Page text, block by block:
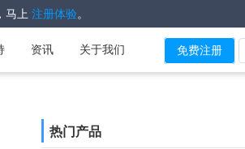
马上 注册体验。
资讯 关于我们 免费注册
热门产品